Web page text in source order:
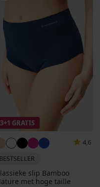
3+1 GRATIS
4,6
BESTSELLER
slip Bamboo
met hoge taille